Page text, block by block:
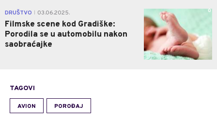
DRUŠTVO 03.06.2025.
Filmske scene kod Gradiške:
Porodila se u automobilu nakon
saobraćajke
0
TAGOVI
AVION POROĐAJ